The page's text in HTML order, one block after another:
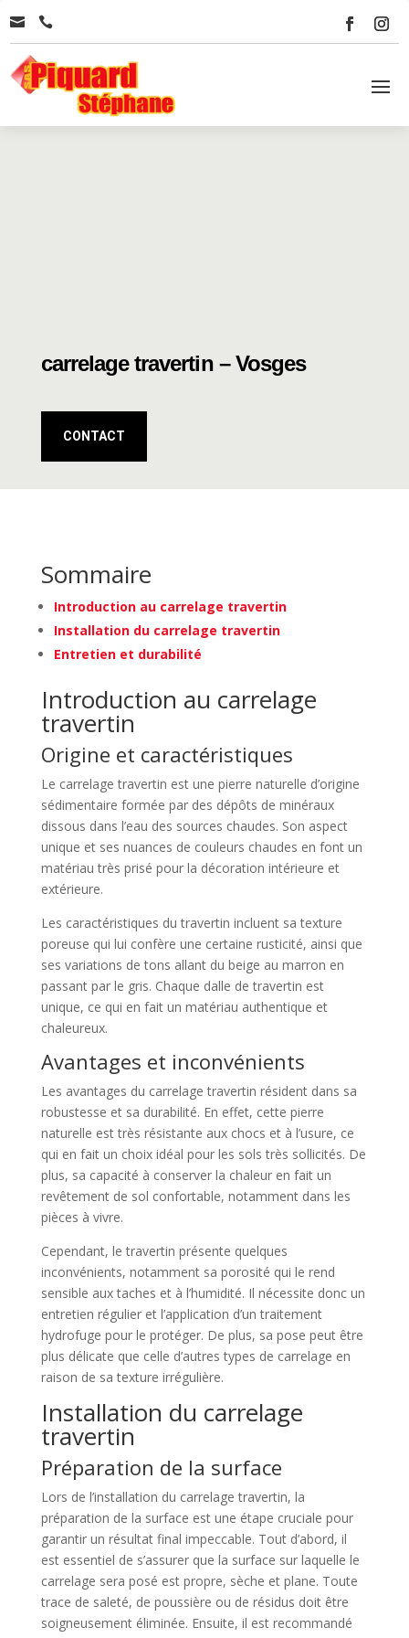
 
carrelage travertin – Vosges
CONTACT
Sommaire
Introduction au carrelage travertin
Installation du carrelage travertin
Entretien et durabilité
Introduction au carrelage
travertin
Origine et caractéristiques
Le carrelage travertin est une pierre naturelle d’origine
sédimentaire formée par des dépôts de minéraux
dissous dans l’eau des sources chaudes. Son aspect
unique et ses nuances de couleurs chaudes en font un
matériau très prisé pour la décoration intérieure et
extérieure.
Les caractéristiques du travertin incluent sa texture
poreuse qui lui confère une certaine rusticité, ainsi que
ses variations de tons allant du beige au marron en
passant par le gris. Chaque dalle de travertin est
unique, ce qui en fait un matériau authentique et
chaleureux.
Avantages et inconvénients
Les avantages du carrelage travertin résident dans sa
robustesse et sa durabilité. En effet, cette pierre
naturelle est très résistante aux chocs et à l’usure, ce
qui en fait un choix idéal pour les sols très sollicités. De
plus, sa capacité à conserver la chaleur en fait un
revêtement de sol confortable, notamment dans les
pièces à vivre.
Cependant, le travertin présente quelques
inconvénients, notamment sa porosité qui le rend
sensible aux taches et à l’humidité. Il nécessite donc un
entretien régulier et l’application d’un traitement
hydrofuge pour le protéger. De plus, sa pose peut être
plus délicate que celle d’autres types de carrelage en
raison de sa texture irrégulière.
Installation du carrelage
travertin
Préparation de la surface
Lors de l’installation du carrelage travertin, la
préparation de la surface est une étape cruciale pour
garantir un résultat final impeccable. Tout d’abord, il
est essentiel de s’assurer que la surface sur laquelle le
carrelage sera posé est propre, sèche et plane. Toute
trace de saleté, de poussière ou de résidus doit être
soigneusement éliminée. Ensuite, il est recommandé